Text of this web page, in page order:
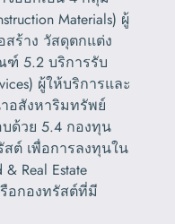
Materials) ผู้
ร้าง วัสดุตกแต่ง
ฑ์ 5.2 บริการรับ
ผู้ให้บริการและ
อสังหาริมทรัพย์
บด้วย 5.4 กองทุน
ต์ เพื่อการลงทุนใน
Real Estate
รือกองทรัสต์ที่มี